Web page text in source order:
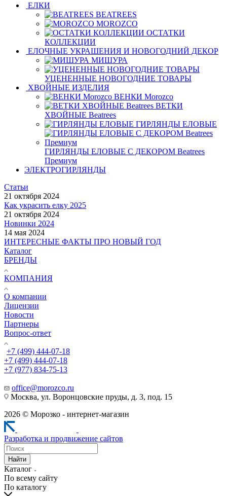
ЕЛКИ
BEATREES
MOROZCO
ОСТАТКИ
КОЛЛЕКЦИИ
ЕЛОЧНЫЕ УКРАШЕНИЯ И НОВОГОДНИЙ ДЕКОР
МИШУРА
УЦЕНЕННЫЕ НОВОГОДНИЕ ТОВАРЫ
ХВОЙНЫЕ ИЗДЕЛИЯ
ВЕНКИ Morozco
ВЕТКИ
ХВОЙНЫЕ Beatrees
ГИРЛЯНДЫ ЕЛОВЫЕ
ГИРЛЯНДЫ ЕЛОВЫЕ С ДЕКОРОМ Beatrees
Премиум
ЭЛЕКТРОГИРЛЯНДЫ
Статьи
21 октября 2024
Как украсить елку 2025
21 октября 2024
Новинки 2024
14 мая 2024
ИНТЕРЕСНЫЕ ФАКТЫ ПРО НОВЫЙ ГОД
Каталог
БРЕНДЫ
КОМПАНИЯ
О компании
Лицензии
Новости
Партнеры
Вопрос-ответ
+7 (499) 444-07-18
+7 (499) 444-07-18
+7 (977) 834-75-13
office@morozco.ru
Москва, ул. Воронцовские пруды, д. 3, под. 15
2026 © Морозко - интернет-магазин
Разработка и продвижение сайтов
Найти
Каталог
По всему сайту
По каталогу